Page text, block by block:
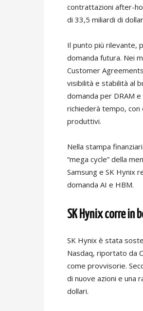
contrattazioni after-
di 33,5 miliardi di
Il punto più rilevante,
domanda futura. Nei
Customer
visibilità e stabilità al
domanda per DRAM
richiederà tempo,
produttivi.
Nella stampa
“mega cycle” della
Samsung e SK Hynix
domanda AI e HBM.
SK Hynix corre in
SK Hynix è stata
Nasdaq, riportato da
come provvisorie.
di nuove azioni e una
dollari.